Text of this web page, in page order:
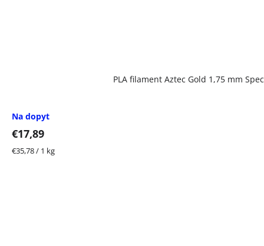
PLA filament Aztec Gold 1,75 mm
Na dopyt
€17,89
Jednotková
€35,78 / 1 kg